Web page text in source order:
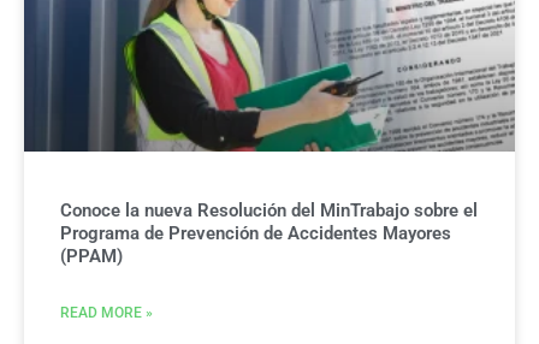
Conoce la nueva Resolución del MinTrabajo sobre el
Programa de Prevención de Accidentes Mayores
(PPAM)
READ MORE »